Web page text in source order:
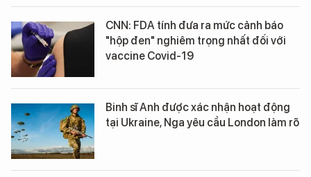
CNN: FDA tính đưa ra mức cảnh báo
"hộp đen" nghiêm trọng nhất đối với
vaccine Covid-19
Binh sĩ Anh được xác nhận hoạt động
tại Ukraine, Nga yêu cầu London làm rõ